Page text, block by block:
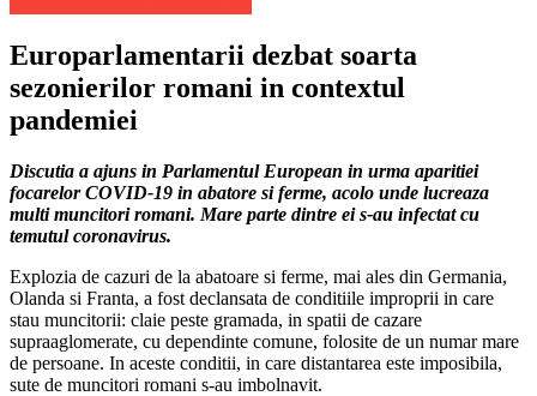
Europarlamentarii dezbat soarta
sezonierilor romani in contextul
pandemiei
Discutia a ajuns in Parlamentul European in urma aparitiei
focarelor COVID-19 in abatore si ferme, acolo unde lucreaza
multi muncitori romani. Mare parte dintre ei s-au infectat cu
temutul coronavirus.
Explozia de cazuri de la abatoare si ferme, mai ales din Germania,
Olanda si Franta, a fost declansata de conditiile improprii in care
stau muncitorii: claie peste gramada, in spatii de cazare
supraaglomerate, cu dependinte comune, folosite de un numar mare
de persoane. In aceste conditii, in care distantarea este imposibila,
sute de muncitori romani s-au imbolnavit.